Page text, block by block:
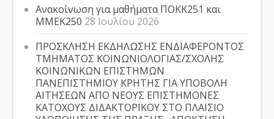
Ανακοίνωση για μαθήματα ΠΟΚΚ251 και
ΜΜΕΚ250 28 Ιουλίου 2026
ΠΡΟΣΚΛΗΣΗ ΕΚΔΗΛΩΣΗΣ ΕΝΔΙΑΦΕΡΟΝΤΟΣ
ΤΜΗΜΑΤΟΣ ΚΟΙΝΩΝΙΟΛΟΓΙΑΣ/ΣΧΟΛΗΣ
ΚΟΙΝΩΝΙΚΩΝ ΕΠΙΣΤΗΜΩΝ
ΠΑΝΕΠΙΣΤΗΜΙΟΥ ΚΡΗΤΗΣ ΓΙΑ ΥΠΟΒΟΛΗ
ΑΙΤΗΣΕΩΝ ΑΠΟ ΝΕΟΥΣ ΕΠΙΣΤΗΜΟΝΕΣ
ΚΑΤΟΧΟΥΣ ΔΙΔΑΚΤΟΡΙΚΟΥ ΣΤΟ ΠΛΑΙΣΙΟ